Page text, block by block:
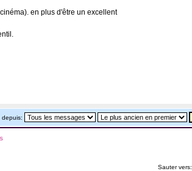
en plus d'être un excellent
depuis:
Sauter vers: